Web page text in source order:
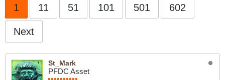
1 11 51 101 501 602
Next
St_Mark
PFDC Asset